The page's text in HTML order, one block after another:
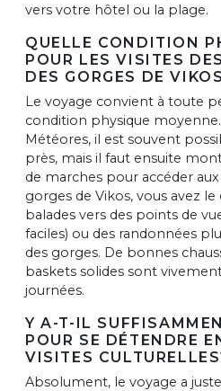
vers votre hôtel ou la plage.
QUELLE CONDITION
POUR LES VISITES
DES GORGES DE
Le voyage convient à toute
condition physique
Météores, il est souvent
près, mais il faut ensuite
de marches pour accéder
gorges de Vikos, vous avez
balades vers des points de
faciles) ou des randonnées
des gorges. De bonnes
baskets solides sont
journées.
Y A-T-IL
POUR SE DÉTENDRE
VISITES
Absolument, le voyage a